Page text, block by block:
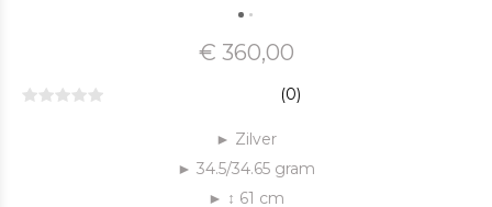
€ 360,00
(0)
► Zilver
► 34.5/34.65 gram
► ↕ 61 cm